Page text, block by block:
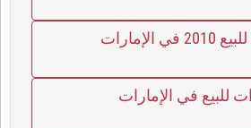
الإمارات
للبيع في الإمارات